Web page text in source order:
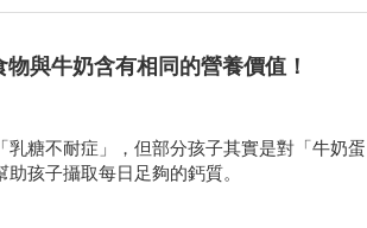
與牛奶含有相同的營養價值！
糖不耐症」，但部分孩子其實是對「牛奶蛋
孩子攝取每日足夠的鈣質。